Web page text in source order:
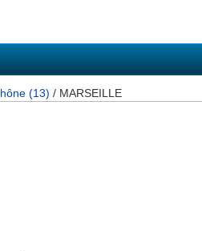
(13) / MARSEILLE